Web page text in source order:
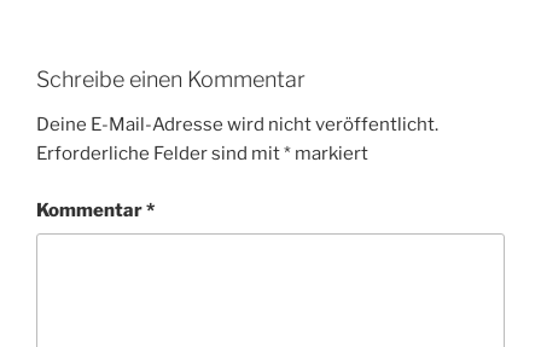
Schreibe einen Kommentar
Deine E-Mail-Adresse wird nicht veröffentlicht.
Erforderliche Felder sind mit* markiert
Kommentar*